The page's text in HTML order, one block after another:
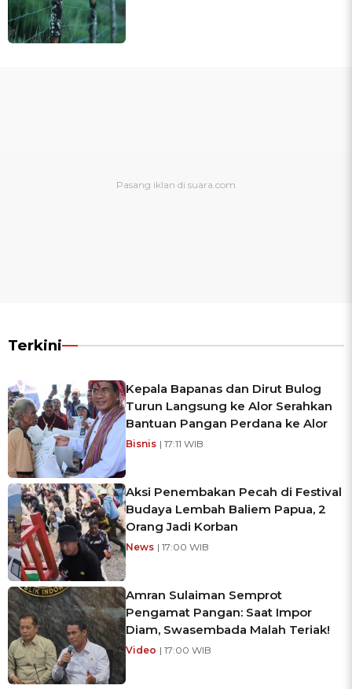
Terkini
Kepala Bapanas dan Dirut Bulog
Turun Langsung ke Alor Serahkan
Bantuan Pangan Perdana ke Alor
Bisnis | 17:11 WIB
Aksi Penembakan Pecah di Festival
Budaya Lembah Baliem Papua, 2
Orang Jadi Korban
News | 17:00 WIB
Amran Sulaiman Semprot
Pengamat Pangan: Saat Impor
Diam, Swasembada Malah Teriak!
Video | 17:00 WIB